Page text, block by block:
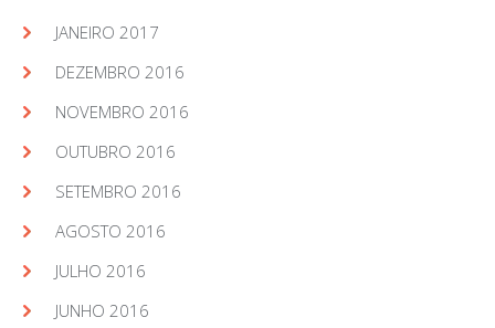
JANEIRO 2017
DEZEMBRO 2016
NOVEMBRO 2016
OUTUBRO 2016
SETEMBRO 2016
AGOSTO 2016
JULHO 2016
JUNHO 2016